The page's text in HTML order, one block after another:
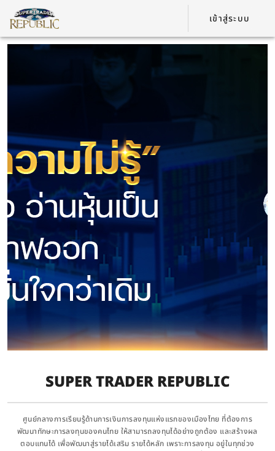
เข้าสู่ระบบ
SUPER TRADER REPUBLIC
ศูนย์กลางการเรียนรู้ด้านการเงินการลงทุนแห่งแรกของเมืองไทย ที่ต้องการ
พัฒนาทักษะการลงทุนของคนไทย ให้สามารถลงทุนได้อย่างถูกต้อง และสร้างผล
ตอบแทนได้ เพื่อพัฒนาสู่รายได้เสริม รายได้หลัก เพราะการลงทุน อยู่ในทุกช่วง